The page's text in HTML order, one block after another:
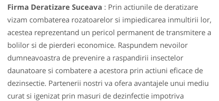
Firma Deratizare Suceava : Prin actiunile de deratizare
vizam combaterea rozatoarelor si impiedicarea inmultirii lor,
acestea reprezentand un pericol permanent de transmitere a
bolilor si de pierderi economice. Raspundem nevoilor
dumneavoastra de prevenire a raspandirii insectelor
daunatoare si combatere a acestora prin actiuni eficace de
dezinsectie. Partenerii nostri va ofera avantajele unui mediu
curat si igenizat prin masuri de dezinfectie impotriva